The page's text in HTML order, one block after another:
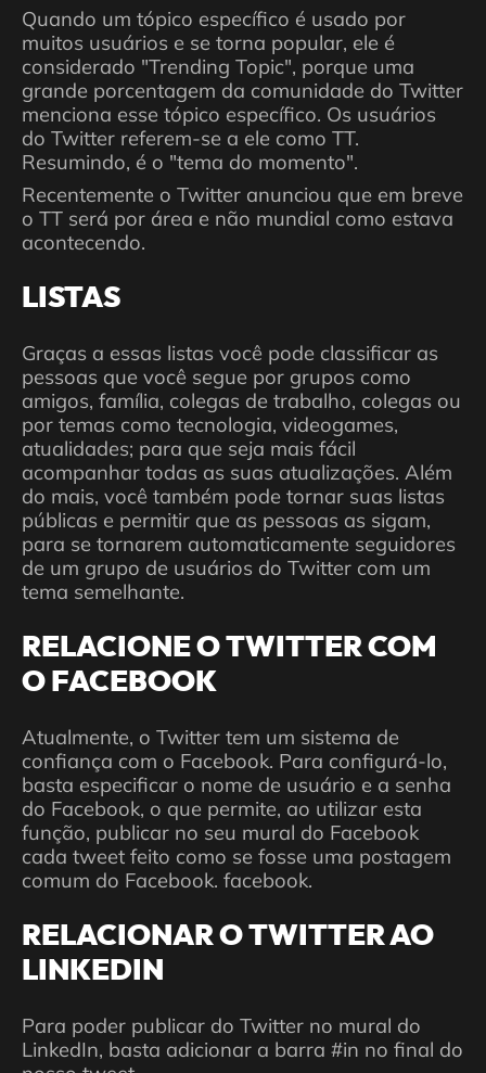
Quando um tópico específico é usado por
muitos usuários e se torna popular, ele é
considerado "Trending Topic", porque uma
grande porcentagem da comunidade do Twitter
menciona esse tópico específico. Os usuários
do Twitter referem-se a ele como TT.
Resumindo, é o "tema do momento".
Recentemente o Twitter anunciou que em breve
o TT será por área e não mundial como estava
acontecendo.
LISTAS
Graças a essas listas você pode classificar as
pessoas que você segue por grupos como
amigos, família, colegas de trabalho, colegas ou
por temas como tecnologia, videogames,
atualidades; para que seja mais fácil
acompanhar todas as suas atualizações. Além
do mais, você também pode tornar suas listas
públicas e permitir que as pessoas as sigam,
para se tornarem automaticamente seguidores
de um grupo de usuários do Twitter com um
tema semelhante.
RELACIONE O TWITTER COM
O FACEBOOK
Atualmente, o Twitter tem um sistema de
confiança com o Facebook. Para configurá-lo,
basta especificar o nome de usuário e a senha
do Facebook, o que permite, ao utilizar esta
função, publicar no seu mural do Facebook
cada tweet feito como se fosse uma postagem
comum do Facebook. facebook.
RELACIONAR O TWITTER AO
LINKEDIN
Para poder publicar do Twitter no mural do
LinkedIn, basta adicionar a barra #in no final do